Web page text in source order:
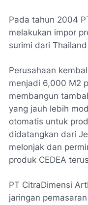
Pada tahun 2004
melakukan impor
surimi dari
Perusahaan
menjadi 6,000 M2
membangun
yang jauh lebih
otomatis untuk
didatangkan dari
melonjak dan
produk CEDEA
PT CitraDimensi
jaringan